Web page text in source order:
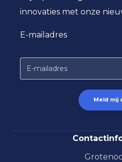
innovaties met onze
E-mailadres